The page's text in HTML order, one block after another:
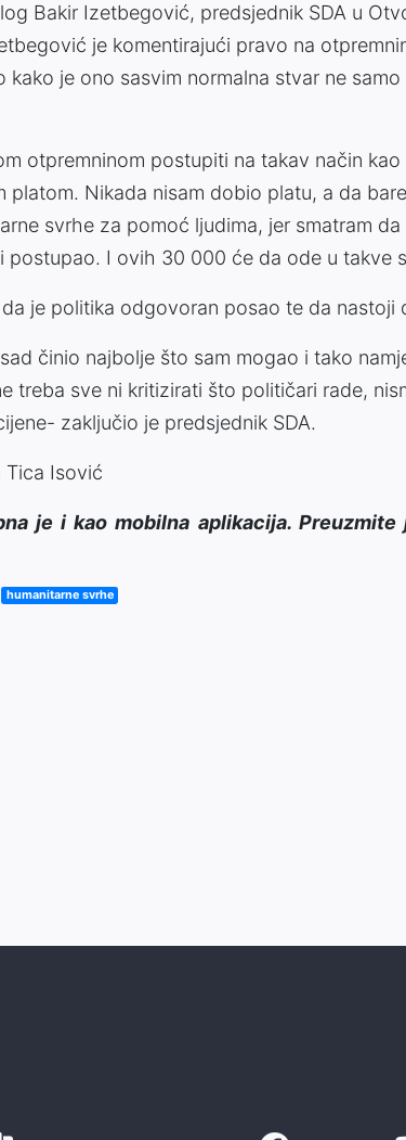
Bakir Izetbegović, predsjednik SDA u
je komentirajući pravo na
kako je ono sasvim normalna stvar ne
otpremninom postupiti na takav način
platom. Nikada nisam dobio platu, a da
svrhe za pomoć ljudima, jer smatram
postupao. I ovih 30 000 će da ode u takve
je politika odgovoran posao te da nastoji
činio najbolje što sam mogao i tako
treba sve ni kritizirati što političari rade,
zaključio je predsjednik SDA.
Tica Isović
je i kao mobilna aplikacija. Preuzmite
humanitarne svrhe